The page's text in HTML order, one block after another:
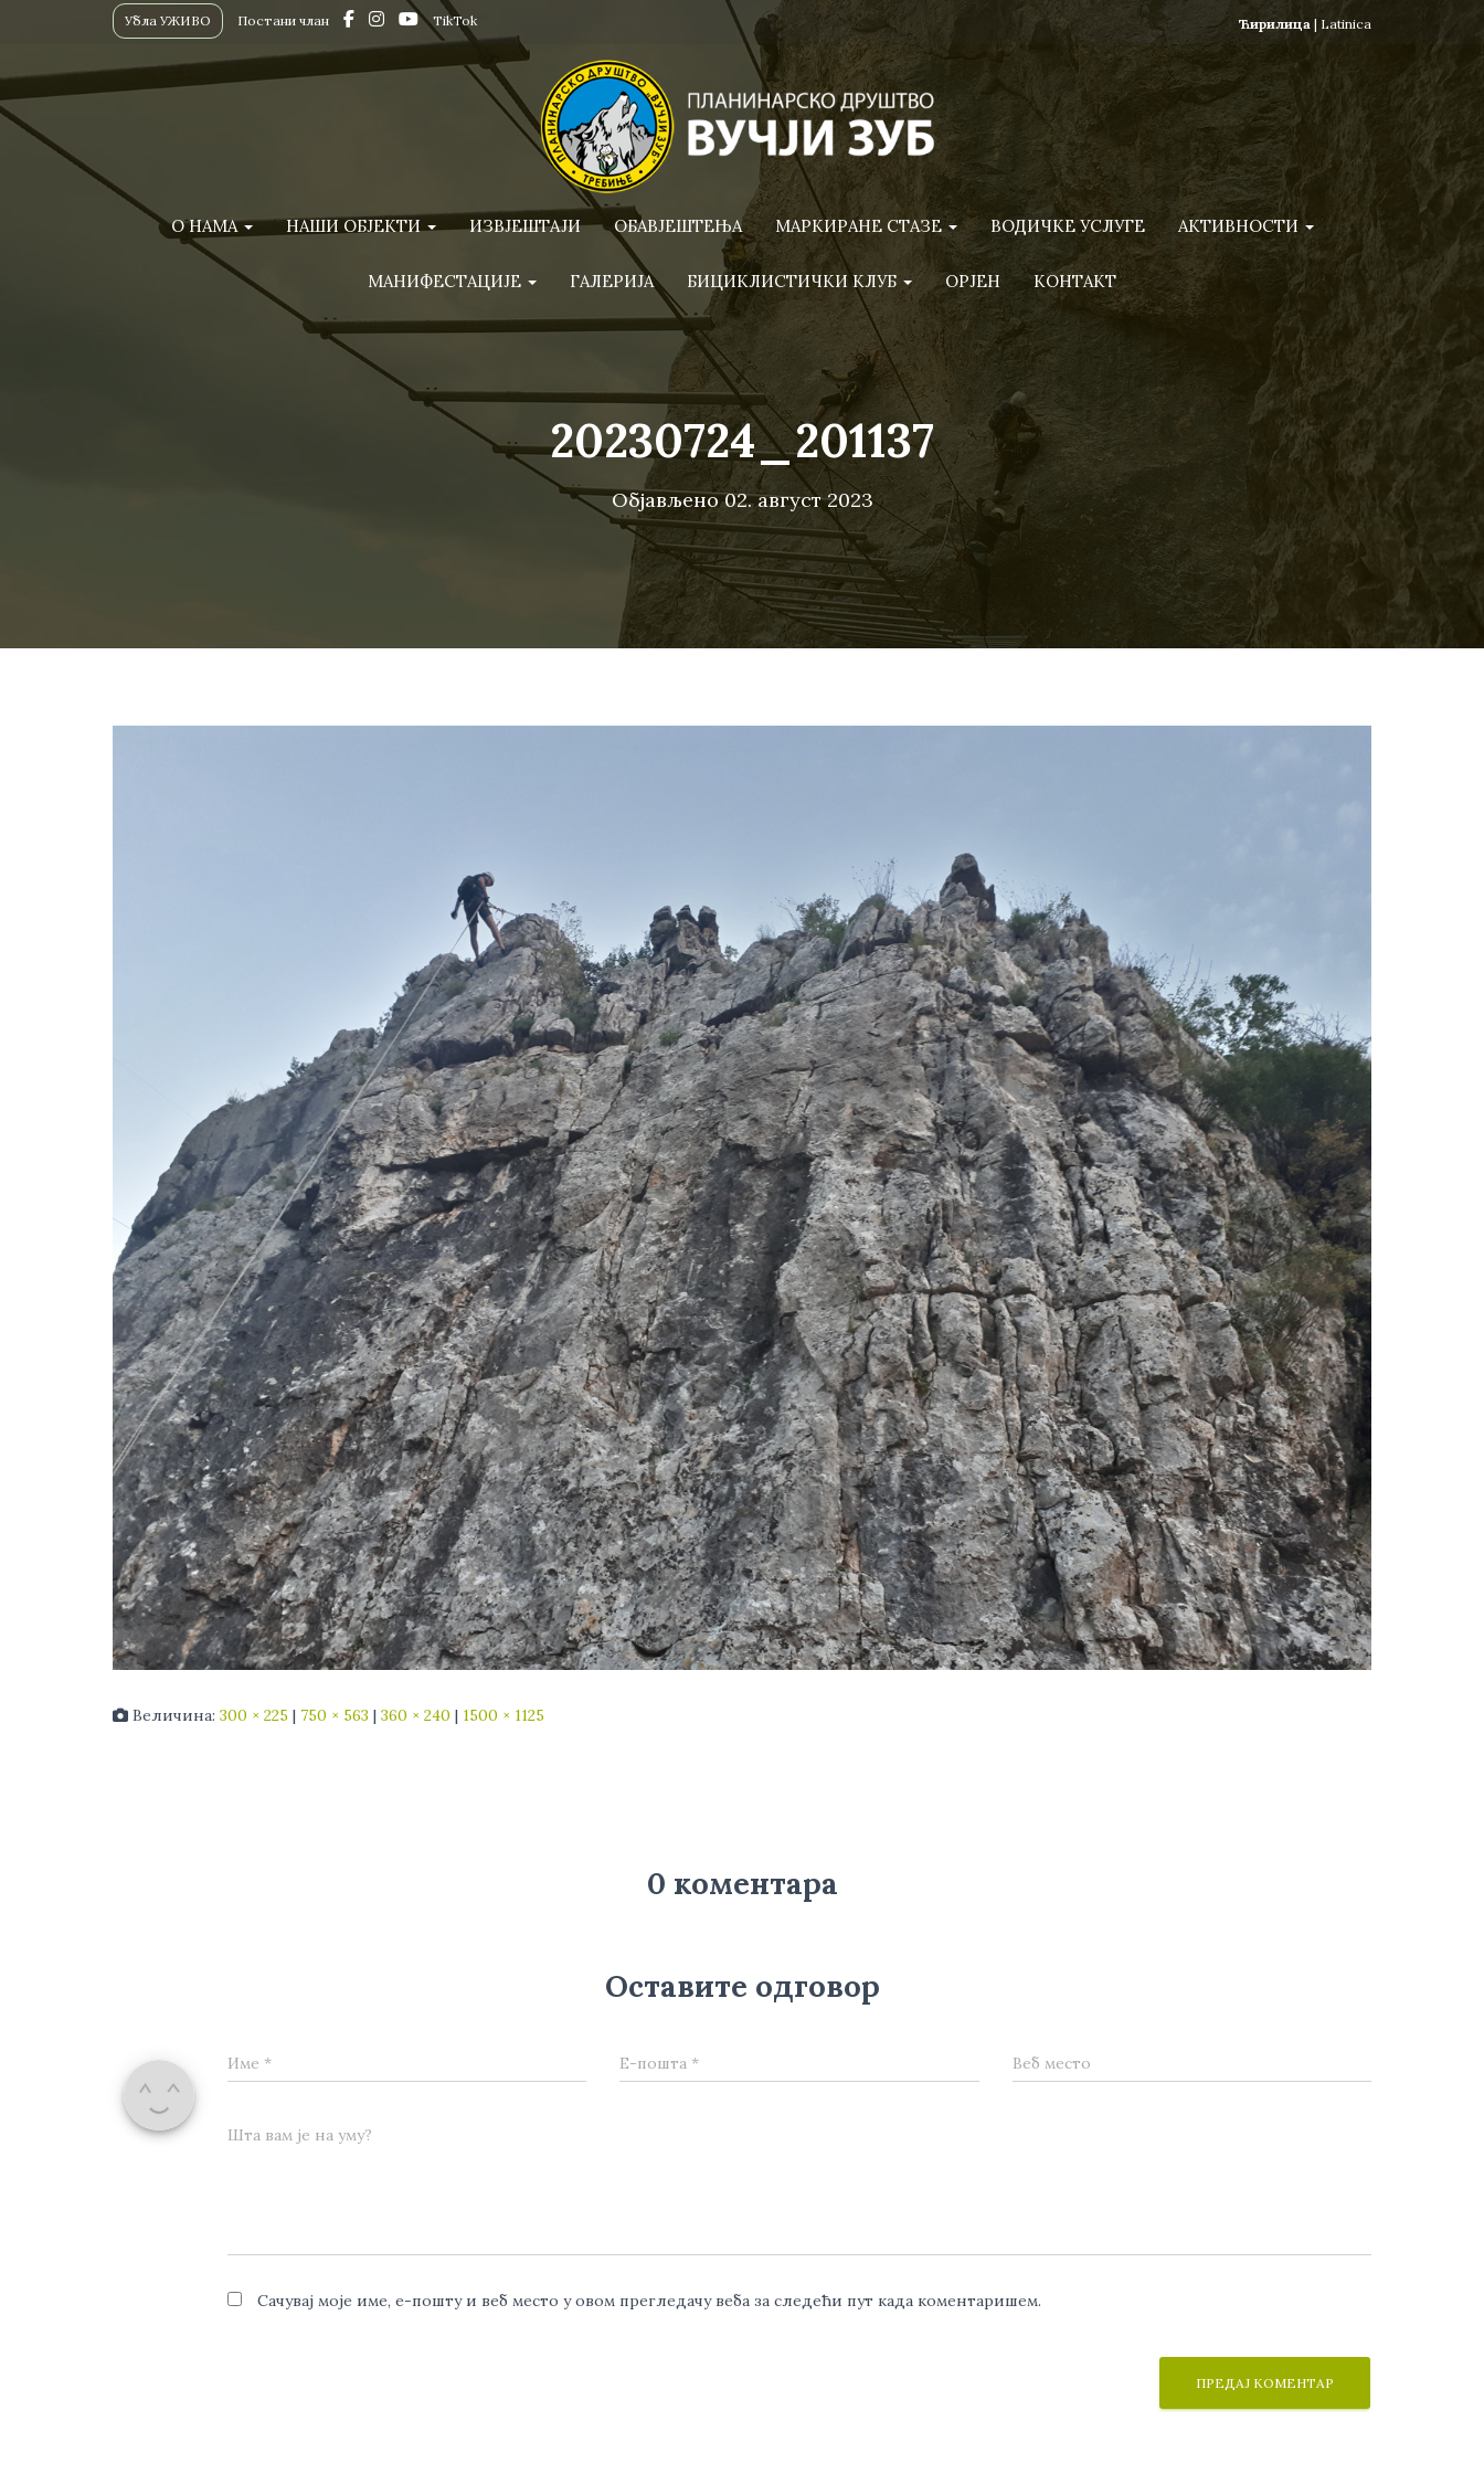
Ћирилица | Latinica
Убла УЖИВО Постани члан TikTok
О НАМА НАШИ ОБЈЕКТИ ИЗВЈЕШТАЈИ ОБАВЈЕШТЕЊА МАРКИРАНЕ СТАЗЕ ВОДИЧКЕ УСЛУГЕ АКТИВНОСТИ
МАНИФЕСТАЦИЈЕ ГАЛЕРИЈА БИЦИКЛИСТИЧКИ КЛУБ ОРЈЕН КОНТАКТ
20230724_201137
Објављено02. август 2023
Величина: 300 × 225 | 750 × 563 | 360 × 240 | 1500 × 1125
0 коментара
Оставите одговор
Име * Е-пошта * Веб место
Шта вам је на уму?
Сачувај моје име, е-пошту и веб место у овом прегледачу веба за следећи пут када коментаришем.